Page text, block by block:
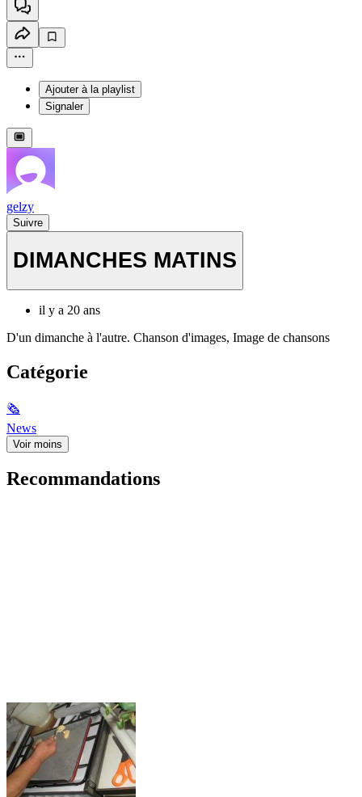
Ajouter à la playlist
Signaler
gelzy
Suivre
DIMANCHES MATINS
il y a 20 ans
D'un dimanche à l'autre. Chanson d'images, Image de chansons
Catégorie
🗞
News
Voir moins
Recommandations